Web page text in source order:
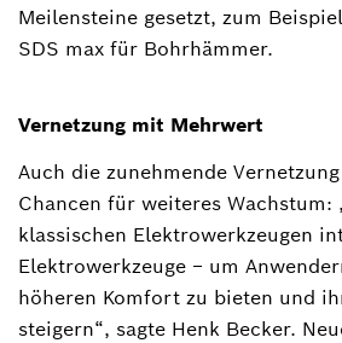
Meilensteine gesetzt, zum
SDS max für Bohrhämmer.
Vernetzung mit Mehrwert
Auch die zunehmende
Chancen für weiteres Wachstum:
klassischen Elektrowerkzeugen
Elektrowerkzeuge − um
höheren Komfort zu bieten und
steigern“, sagte Henk Becker.